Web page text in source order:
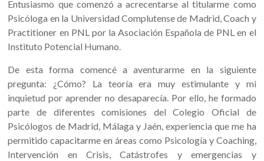
Entusiasmo que comenzó a acrecentarse al titularme como
Psicóloga en la Universidad Complutense de Madrid, Coach y
Practitioner en PNL por la Asociación Española de PNL en el
Instituto Potencial Humano.
De esta forma comencé a aventurarme en la siguiente
pregunta: ¿Cómo? La teoría era muy estimulante y mi
inquietud por aprender no desaparecía. Por ello, he formado
parte de diferentes comisiones del Colegio Oficial de
Psicólogos de Madrid, Málaga y Jaén, experiencia que me ha
permitido capacitarme en áreas como Psicología y Coaching,
Intervención en Crisis, Catástrofes y emergencias y